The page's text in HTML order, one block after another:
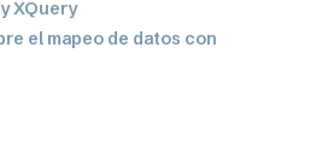
XQuery
el mapeo de datos con